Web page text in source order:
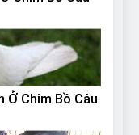
Ở Chim Bồ Câu